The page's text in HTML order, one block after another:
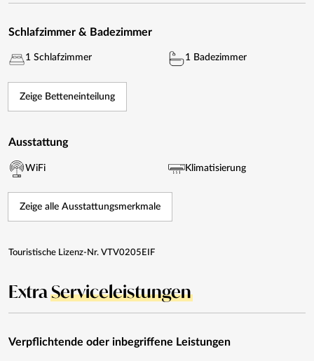
Schlafzimmer & Badezimmer
1 Schlafzimmer 1 Badezimmer
Zeige Betteneinteilung
Ausstattung
WiFi Klimatisierung
Zeige alle Ausstattungsmerkmale
Touristische Lizenz-Nr. VTV0205EIF
ExtraServiceleistungen
Verpflichtende oder inbegriffene Leistungen